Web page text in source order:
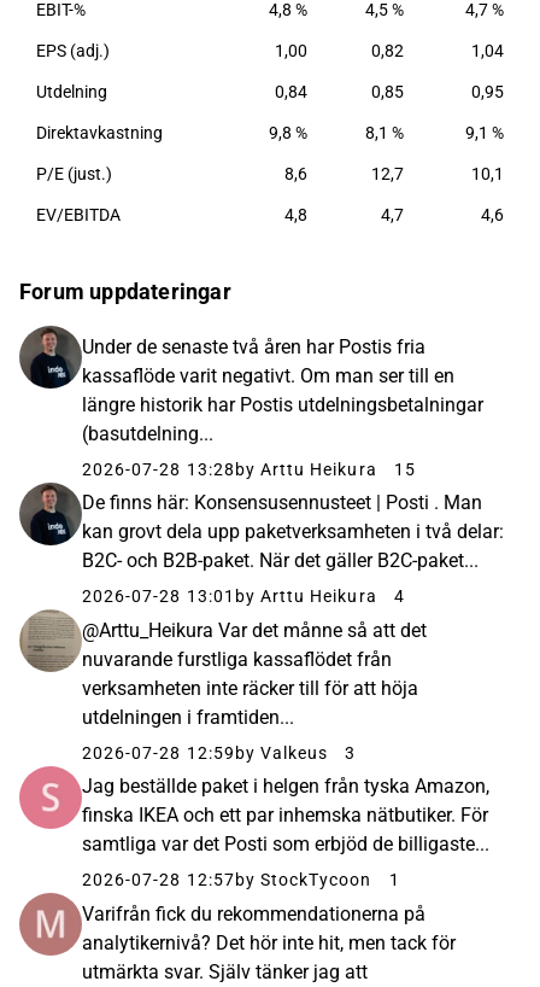
EBIT-% 4,8 % 4,5 % 4,7 %
EPS (adj.) 1,00 0,82 1,04
Utdelning 0,84 0,85 0,95
Direktavkastning 9,8 % 8,1 % 9,1 %
P/E (just.) 8,6 12,7 10,1
EV/EBITDA 4,8 4,7 4,6
Forum uppdateringar
Under de senaste två åren har Postis fria
kassaflöde varit negativt. Om man ser till en
längre historik har Postis utdelningsbetalningar
(basutdelning...
2026-07-28 13:28by Arttu Heikura 15
De finns här: Konsensusennusteet | Posti . Man
kan grovt dela upp paketverksamheten i två delar:
B2C- och B2B-paket. När det gäller B2C-paket...
2026-07-28 13:01 by Arttu Heikura 4
@Arttu_Heikura Var det månne så att det
nuvarande furstliga kassaflödet från
verksamheten inte räcker till för att höja
utdelningen i framtiden...
2026-07-28 12:59 by Valkeus 3
Jag beställde paket i helgen från tyska Amazon,
finska IKEA och ett par inhemska nätbutiker. För
samtliga var det Posti som erbjöd de billigaste...
2026-07-28 12:57by StockTycoon 1
Varifrån fick du rekommendationerna på
analytikernivå? Det hör inte hit, men tack för
utmärkta svar. Själv tänker jag att